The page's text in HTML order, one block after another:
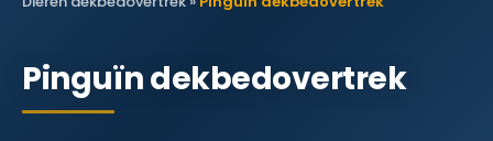
Pinguïn dekbedovertrek